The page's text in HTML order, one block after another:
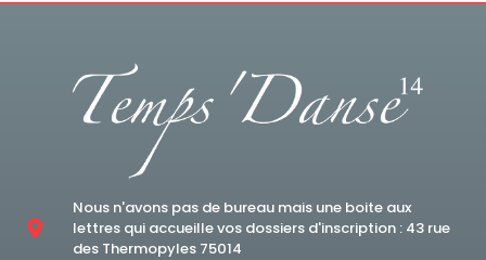
Nous n'avons pas de bureau mais une boite aux
lettres qui accueille vos dossiers d'inscription : 43 rue
des Thermopyles 75014